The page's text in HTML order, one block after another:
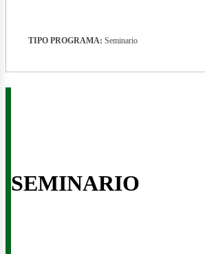
TIPO PROGRAMA: Seminario
SEMINARIO